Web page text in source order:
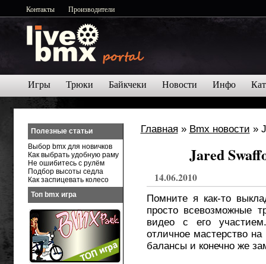
Контакты Производители
Игры Трюки Байкчеки Новости Инфо
Главная » Bmx новости »
Jared
14.06.2010
Помните я как-то
просто всевозможные
видео с его
отличное мастерство
балансы и конечно же
Полезные статьи
Выбор bmx для новичков
Как выбрать удобную раму
Не ошибитесь с рулём
Подбор высоты седла
Как заспицевать колесо
Топ bmx игра